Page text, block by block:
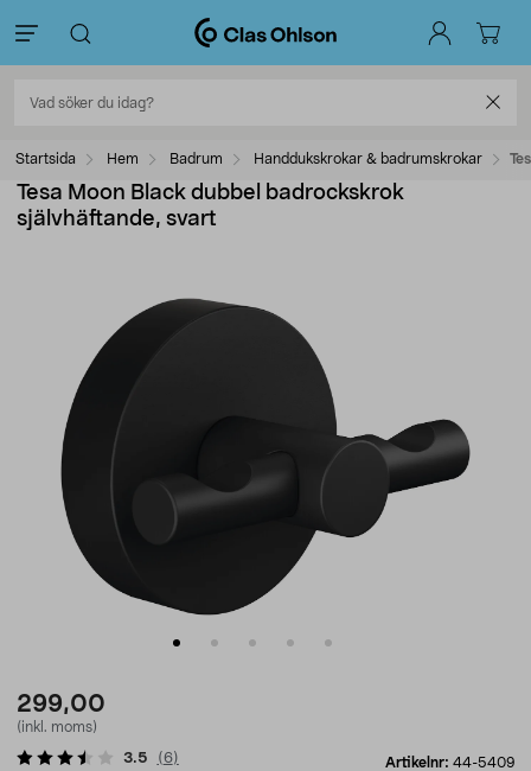
Startsida Hem Badrum Handdukskrokar & badrumskrokar
Tesa Moon Black dubbel badrockskrok
självhäftande, svart
299,00
(inkl. moms)
Artikelnr: 44-5409
3.5 (6)